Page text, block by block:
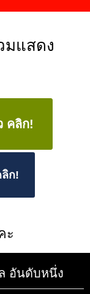
มแสดง
คลิก!
ก!
ะ
อันดับหนึ่ง